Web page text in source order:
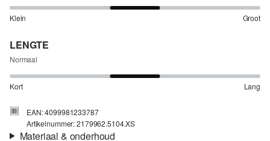
Klein Groot
LENGTE
Normaal
Kort Lang
EAN: 4099981233787
Artikelnummer: 2179962.5104.XS
Materiaal & onderhoud